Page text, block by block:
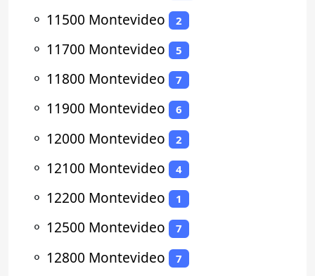
⚬ 11500 Montevideo 2
⚬ 11700 Montevideo 5
⚬ 11800 Montevideo 7
⚬ 11900 Montevideo 6
⚬ 12000 Montevideo 2
⚬ 12100 Montevideo 4
⚬ 12200 Montevideo 1
⚬ 12500 Montevideo 7
⚬ 12800 Montevideo 7